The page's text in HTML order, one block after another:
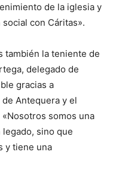
de la iglesia y
con Cáritas».
también la teniente de
delegado de
gracias a
Antequera y el
somos una
sino que
y tiene una